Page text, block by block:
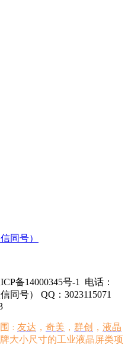
同号）
备14000345号-1
电话：
同号） QQ：3023115071
： 友达 ， 奇美 ， 群创 ， 液晶
大小尺寸的工业液晶屏类项